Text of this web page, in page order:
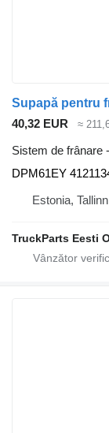
40,32 EUR ≈
Sistem de frânare
DPM61EY
Estonia, Tallinn
TruckParts Eesti